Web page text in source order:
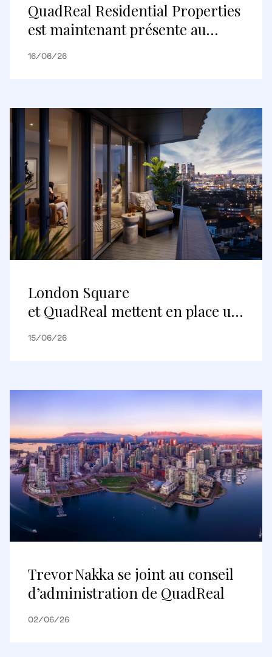
QuadReal Residential Properties
est maintenant présente au
Royaume-Uni
16/06/26
London Square
et QuadReal mettent en place un
premier partenariat de
15/06/26
Trevor Nakka se joint au conseil
d’administration de QuadReal
02/06/26